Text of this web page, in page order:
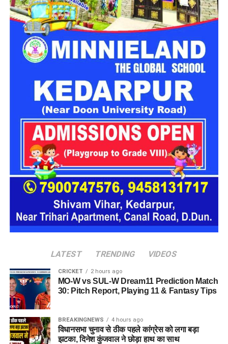
15 हजार फीट से अधिक ऊंचाई पर स्थित
है हेमकुंड साहिब
हेमकुंड साहिब सिख धर्म के प्रमुख तीर्थस्थलों में शामिल है। यह उत्तराखंड
के चमोली जिले में समुद्र तल से 15 हजार फीट से अधिक की ऊंचाई पर
स्थित है। सात बर्फीली चोटियों से घिरे इस पवित्र स्थल के बीच स्थित
हिमानी झील इसकी प्राकृतिक सुंदरता को और खास बनाती है।
बड़ी संख्या में दर्शन के लिए पहुंचते हैं
श्रद्धालु
ऊंचाई और दुर्गम भौगोलिक परिस्थितियों के कारणहेमकुंड साहिब की यात्रा
श्रद्धालुओं के लिए आध्यात्मिक आस्था के साथ-साथ चुनौतीपूर्ण तीर्थ अनुभव
भी होती है। हर साल देश-विदेश से बड़ी संख्या में श्रद्धालु यहां दर्शन के लिए
पहुंचते हैं।
LATEST TRENDING VIDEOS
CRICKET 2 hours ago
MO-W vs SUL-W Dream11 Prediction Match
30: Pitch Report, Playing 11 & Fantasy Tips
BREAKINGNEWS 4 hours ago
विधानसभा चुनाव से ठीक पहले कांग्रेस को लगा बड़ा
झटका, दिनेश कुंजवाल ने छोड़ा हाथ का साथ